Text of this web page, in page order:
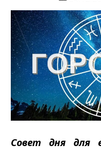
Совет дня для